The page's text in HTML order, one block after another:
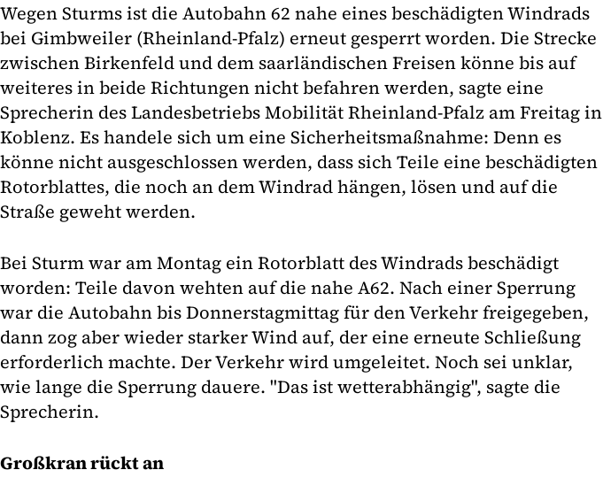
Wegen Sturms ist die Autobahn 62 nahe eines beschädigten Windrads
bei Gimbweiler (Rheinland-Pfalz) erneut gesperrt worden. Die Strecke
zwischen Birkenfeld und dem saarländischen Freisen könne bis auf
weiteres in beide Richtungen nicht befahren werden, sagte eine
Sprecherin des Landesbetriebs Mobilität Rheinland-Pfalz am Freitag in
Koblenz. Es handele sich um eine Sicherheitsmaßnahme: Denn es
könne nicht ausgeschlossen werden, dass sich Teile eine beschädigten
Rotorblattes, die noch an dem Windrad hängen, lösen und auf die
Straße geweht werden.
Bei Sturm war am Montag ein Rotorblatt des Windrads beschädigt
worden: Teile davon wehten auf die nahe A62. Nach einer Sperrung
war die Autobahn bis Donnerstagmittag für den Verkehr freigegeben,
dann zog aber wieder starker Wind auf, der eine erneute Schließung
erforderlich machte. Der Verkehr wird umgeleitet. Noch sei unklar,
wie lange die Sperrung dauere. "Das ist wetterabhängig", sagte die
Sprecherin.
Großkran rückt an